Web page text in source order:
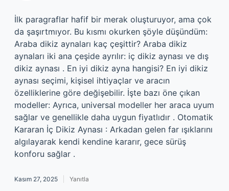
İlk paragraflar hafif bir merak oluşturuyor, ama çok
da şaşırtmıyor. Bu kısmı okurken şöyle düşündüm:
Araba dikiz aynaları kaç çeşittir? Araba dikiz
aynaları iki ana çeşide ayrılır: iç dikiz aynası ve dış
dikiz aynası . En iyi dikiz ayna hangisi? En iyi dikiz
aynası seçimi, kişisel ihtiyaçlar ve aracın
özelliklerine göre değişebilir. İşte bazı öne çıkan
modeller: Ayrıca, universal modeller her araca uyum
sağlar ve genellikle daha uygun fiyatlıdır . Otomatik
Kararan İç Dikiz Aynası : Arkadan gelen far ışıklarını
algılayarak kendi kendine kararır, gece sürüş
konforu sağlar .
Kasım 27, 2025 Yanıtla